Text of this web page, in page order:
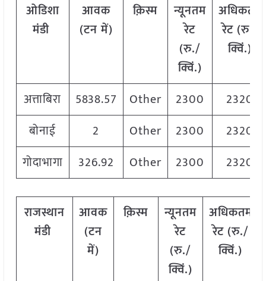
ओडिशा
मंडी
आवक
(टन में)
क़िस्म
न्यूनतम
रेट
(रु./
क्विं.)
अधिकतम
रेट (रु./
क्विं.)
अत्ताबिरा 5838.57 Other 2300
2320
बोनाई
2 Other 2300
2320
गोदाभागा
326.92 Other 2300 2320
राजस्थान
मंडी
आवक
(टन
में)
क़िस्म
न्यूनतम
रेट
(रु./
क्विं.)
अधिकतम
रेट (रु./
क्विं.)